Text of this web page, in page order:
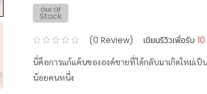
(0 Review) เขียนรีวิวเพื่อรับ
นี่คือการแก้แค้นขององค์ชายที่ได้กลับมาเกิดใหม่
น้อยคนหนึ่ง